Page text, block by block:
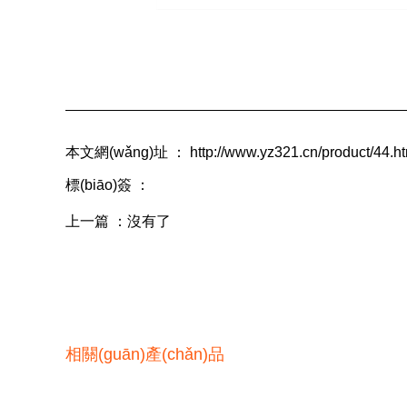
本文網(wǎng)址 ： http://www.yz321.cn/product/
標(biāo)簽 ：
上一篇 ： 沒有了
相關(guān)產(chǎn)品